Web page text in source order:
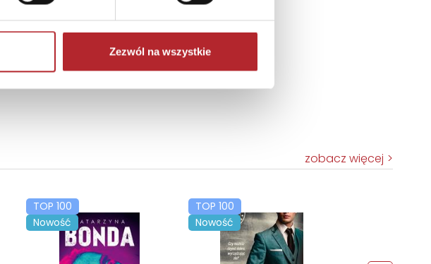
Zezwól na wszystkie
zobacz więcej
TOP 100
Nowość
TOP 100
Nowość